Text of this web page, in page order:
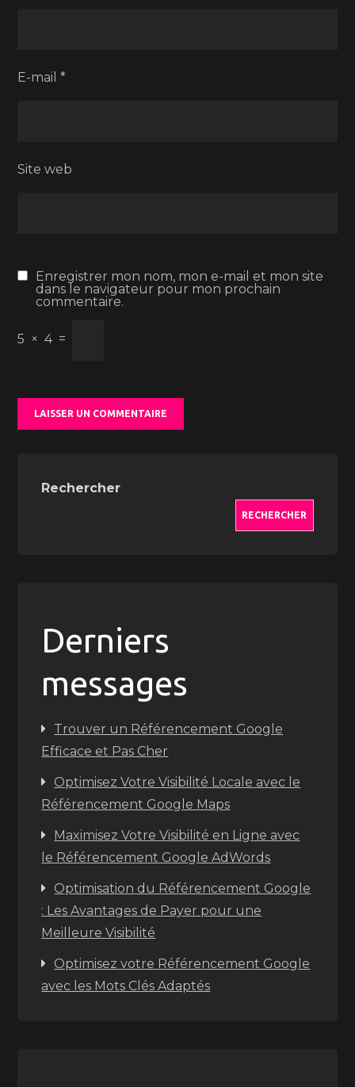
E-mail*
Site web
Enregistrer mon nom, mon e-mail et mon site
dans le navigateur pour mon prochain
commentaire.
5 × 4 =
Rechercher
RECHERCHER
Derniers
messages
Trouver un Référencement Google
Efficace et Pas Cher
Optimisez Votre Visibilité Locale avec le
Référencement Google Maps
Maximisez Votre Visibilité en Ligne avec
le Référencement Google AdWords
Optimisation du Référencement Google
: Les Avantages de Payer pour une
Meilleure Visibilité
Optimisez votre Référencement Google
avec les Mots Clés Adaptés